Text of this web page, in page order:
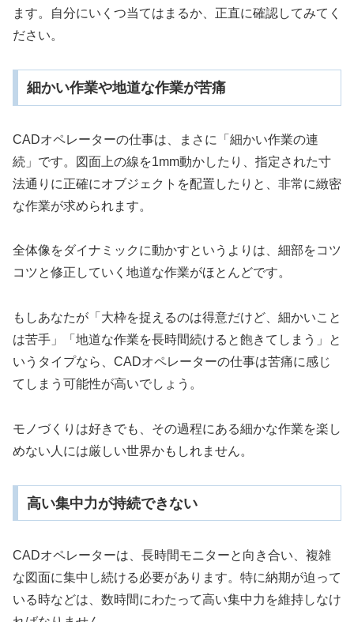
ます。自分にいくつ当てはまるか、正直に確認してみてく
ださい。
細かい作業や地道な作業が苦痛
CADオペレーターの仕事は、まさに「細かい作業の連
続」です。図面上の線を1mm動かしたり、指定された寸
法通りに正確にオブジェクトを配置したりと、非常に緻密
な作業が求められます。
全体像をダイナミックに動かすというよりは、細部をコツ
コツと修正していく地道な作業がほとんどです。
もしあなたが「大枠を捉えるのは得意だけど、細かいこと
は苦手」「地道な作業を長時間続けると飽きてしまう」と
いうタイプなら、CADオペレーターの仕事は苦痛に感じ
てしまう可能性が高いでしょう。
モノづくりは好きでも、その過程にある細かな作業を楽し
めない人には厳しい世界かもしれません。
高い集中力が持続できない
CADオペレーターは、長時間モニターと向き合い、複雑
な図面に集中し続ける必要があります。特に納期が迫って
いる時などは、数時間にわたって高い集中力を維持しなけ